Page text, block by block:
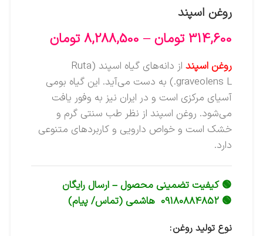
روغن اسپند
314,600 تومان –
8,288,500 تومان
روغن اسپند
از دانه‌های گیاه اسپند (Ruta
graveolens L.) به دست می‌آید. این گیاه بومی
آسیای مرکزی است و در ایران نیز به وفور یافت
می‌شود. روغن اسپند از نظر طب سنتی گرم و
خشک است و خواص دارویی و کاربردهای متنوعی
دارد.
🟢 کیفیت تضمینی محصول – ارسال رایگان
🟢 09180884852 هاشمی (تماس/ پیام)
نوع تولید روغن